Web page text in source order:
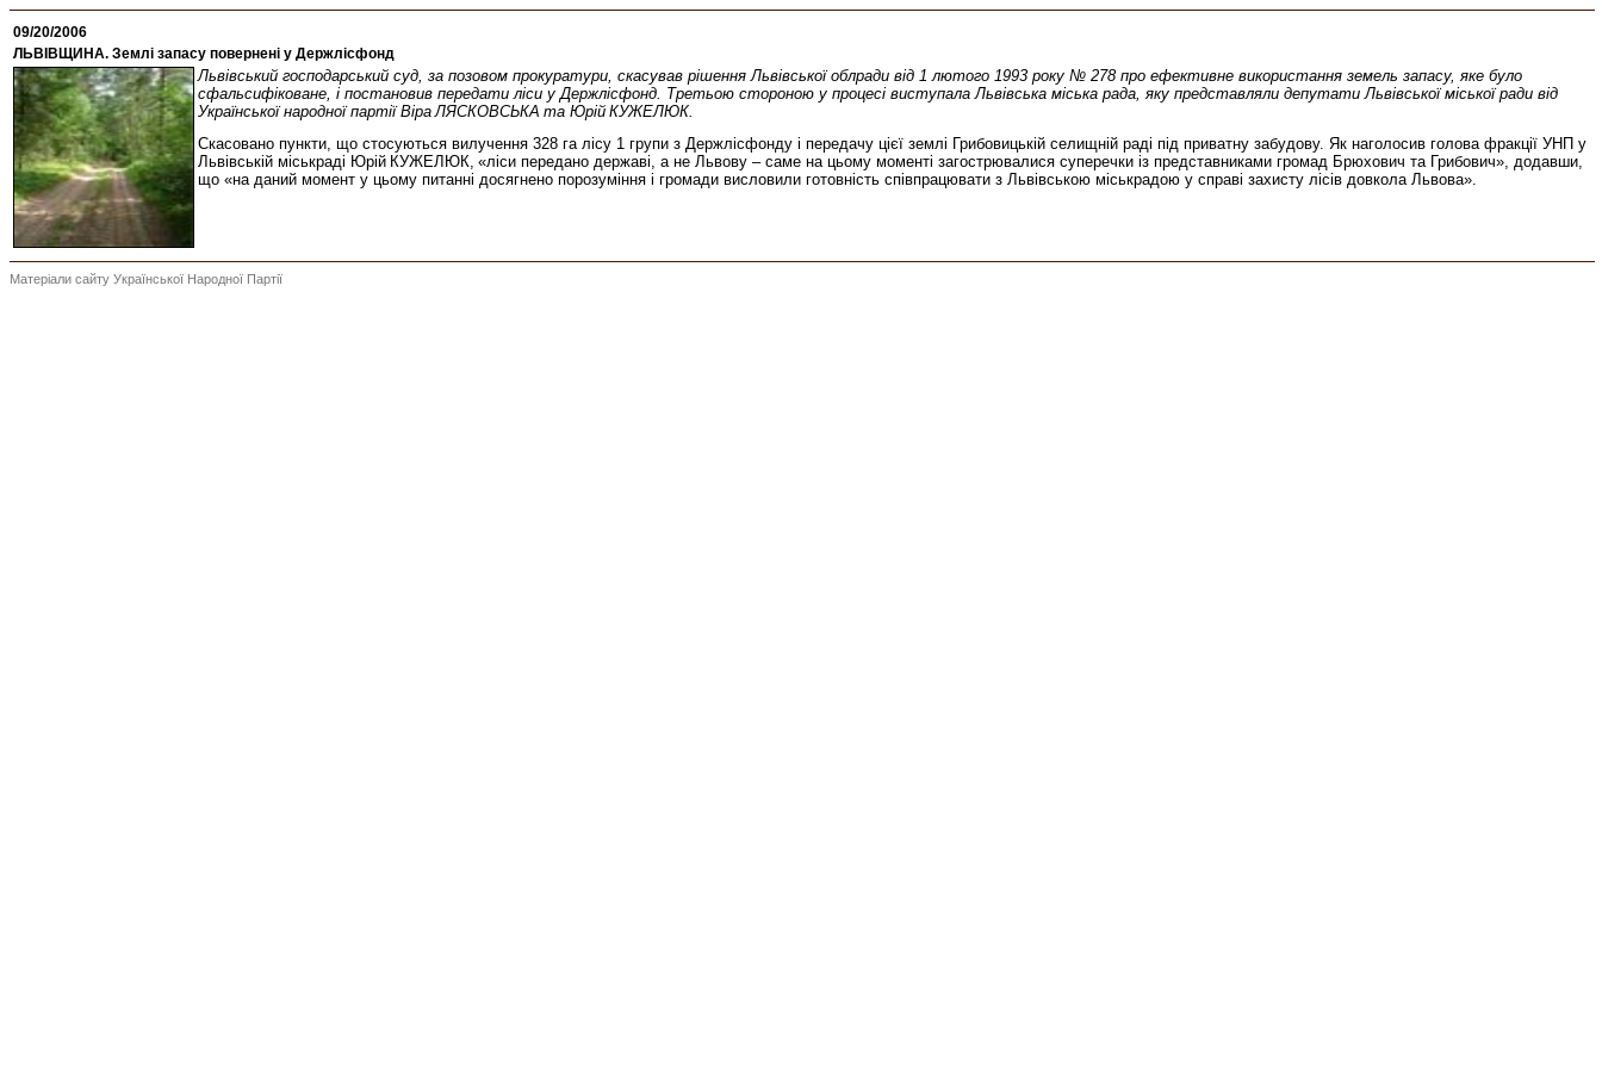
09/20/2006
ЛЬВІВЩИНА. Землі запасу повернені у Держлісфонд
Львівський господарський суд, за позовом прокуратури, скасував рішення Львівської облради від 1 лютого 1993 року № 278 про ефективне використання земель запасу, яке було
сфальсифіковане, і постановив передати ліси у Держлісфонд. Третьою стороною у процесі виступала Львівська міська рада, яку представляли депутати Львівської міської ради від
Української народної партії Віра ЛЯСКОВСЬКА та Юрій КУЖЕЛЮК.
Скасовано пункти, що стосуються вилучення 328 га лісу 1 групи з Держлісфонду і передачу цієї землі Грибовицькій селищній раді під приватну забудову. Як наголосив голова фракції УНП у
Львівській міськраді Юрій КУЖЕЛЮК, «ліси передано державі, а не Львову – саме на цьому моменті загострювалися суперечки із представниками громад Брюхович та Грибович», додавши,
що «на даний момент у цьому питанні досягнено порозуміння і громади висловили готовність співпрацювати з Львівською міськрадою у справі захисту лісів довкола Львова».
Матеріали сайту Української Народної Партії